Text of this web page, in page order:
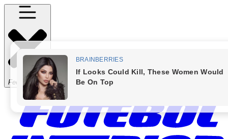
Fechar Menu